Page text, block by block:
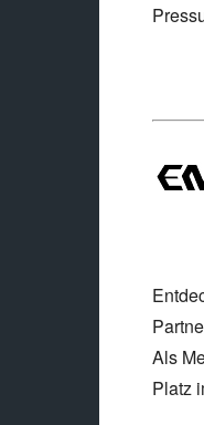
Als
Platz